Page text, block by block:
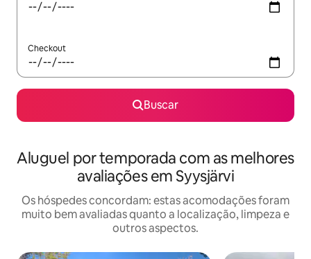
Checkout
Buscar
Aluguel por temporada com as melhores
avaliações em Syysjärvi
Os hóspedes concordam: estas acomodações foram
muito bem avaliadas quanto a localização, limpeza e
outros aspectos.